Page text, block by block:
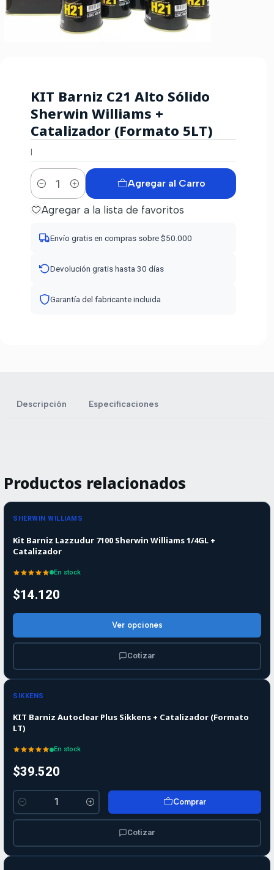
|
KIT Barniz C21 Alto Sólido
Sherwin Williams +
Catalizador (Formato 5LT)
Cantidad
Agregar al Carro
Agregar a la lista de favoritos
Envío gratis en compras sobre $50.000
Devolución gratis hasta 30 días
Garantía del fabricante incluida
Descripción Especificaciones
Productos relacionados
SHERWIN WILLIAMS
Kit Barniz Lazzudur 7100 Sherwin Williams 1/4GL +
Catalizador
En stock
$14.120
Ver opciones
Cotizar
SIKKENS
KIT Barniz Autoclear Plus Sikkens + Catalizador (Formato
LT)
En stock
$39.520
Cantidad
Comprar
Cotizar